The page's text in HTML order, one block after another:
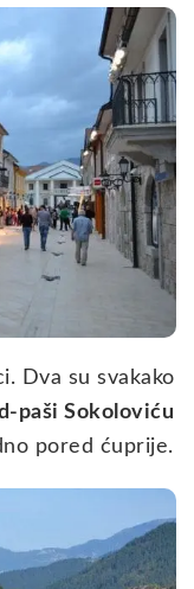
Dva su svakako
paši Sokoloviću
pored ćuprije.